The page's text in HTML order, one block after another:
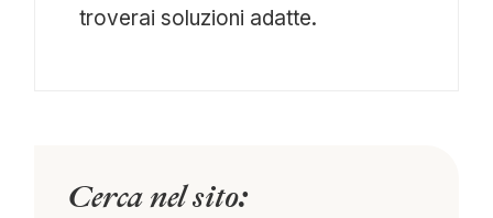
troverai soluzioni adatte.
Cerca nel sito: